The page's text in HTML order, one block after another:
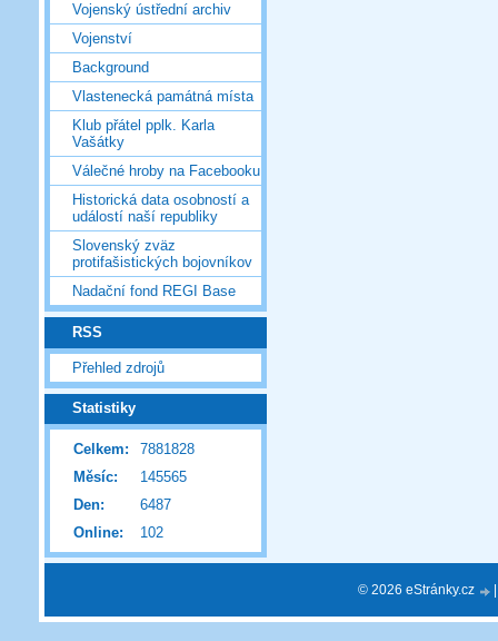
Vojenský ústřední archiv
Vojenství
Background
Vlastenecká památná místa
Klub přátel pplk. Karla
Vašátky
Válečné hroby na Facebooku
Historická data osobností a
událostí naší republiky
Slovenský zväz
protifašistických bojovníkov
Nadační fond REGI Base
RSS
Přehled zdrojů
Statistiky
Online: 102
Celkem:
7881828
Měsíc:
145565
Den:
6487
© 2026 eStránky.cz